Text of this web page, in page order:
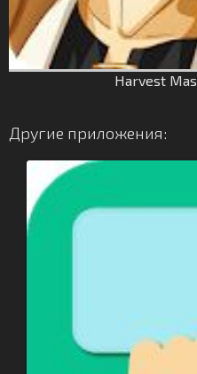
Harvest
Другие приложения: